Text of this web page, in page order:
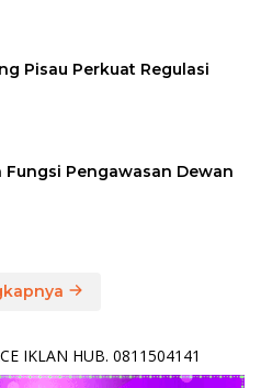
Pisau Perkuat Regulasi
Fungsi Pengawasan Dewan
HUB. 0811504141